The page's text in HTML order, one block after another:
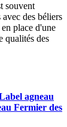
souvent
des béliers
place d'une
qualités des
agneau
Fermier des